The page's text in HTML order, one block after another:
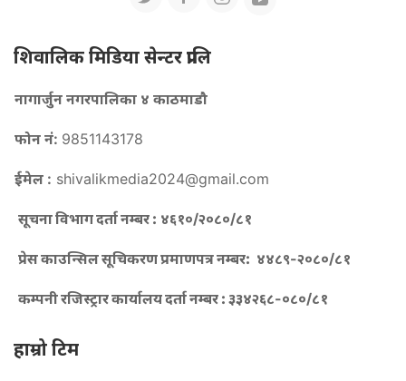
शिवालिक मिडिया सेन्टर प्रालि
नागार्जुन नगरपालिका ४ काठमाडौ
फोन नं: 9851143178
ईमेल : shivalikmedia2024@gmail.com
सूचना विभाग दर्ता नम्बर : ४६१०/२०८०/८१
प्रेस काउन्सिल सूचिकरण प्रमाणपत्र नम्बर: ४४८९-२०८०/८१
कम्पनी रजिस्ट्रार कार्यालय दर्ता नम्बर : ३३४२६८-०८०/८१
हाम्रो टिम